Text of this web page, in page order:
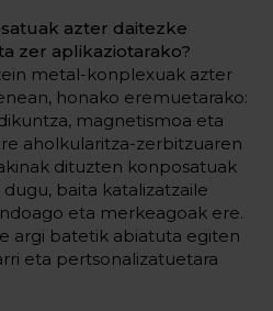
azter daitezke
zer aplikaziotarako?
metal-konplexuak azter
honako eremuetarako:
magnetismoa eta
aholkularitza-zerbitzuaren
dituzten konposatuak
baita katalizatzaile
eta merkeagoak ere.
argi batetik abiatuta egiten
eta pertsonalizatuetara